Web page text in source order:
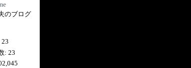
のブログ
23
:23